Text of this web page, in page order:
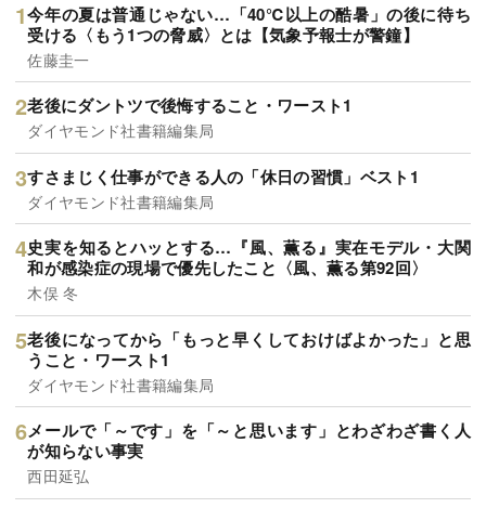
今年の夏は普通じゃない…「40℃以上の酷暑」の後に待ち
受ける〈もう1つの脅威〉とは【気象予報士が警鐘】
佐藤圭一
老後にダントツで後悔すること・ワースト1
ダイヤモンド社書籍編集局
すさまじく仕事ができる人の「休日の習慣」ベスト1
ダイヤモンド社書籍編集局
史実を知るとハッとする…『風、薫る』実在モデル・大関
和が感染症の現場で優先したこと〈風、薫る第92回〉
木俣 冬
老後になってから「もっと早くしておけばよかった」と思
うこと・ワースト1
ダイヤモンド社書籍編集局
メールで「～です」を「～と思います」とわざわざ書く人
が知らない事実
西田延弘